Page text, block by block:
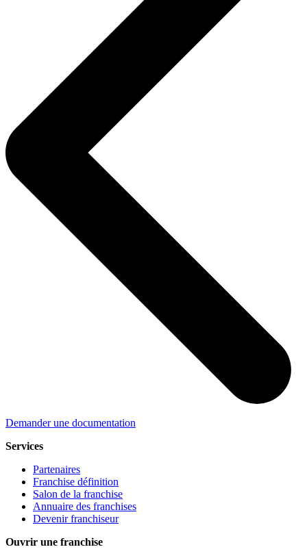
Demander une documentation
Services
Partenaires
Franchise définition
Salon de la franchise
Annuaire des franchises
Devenir franchiseur
Ouvrir une franchise